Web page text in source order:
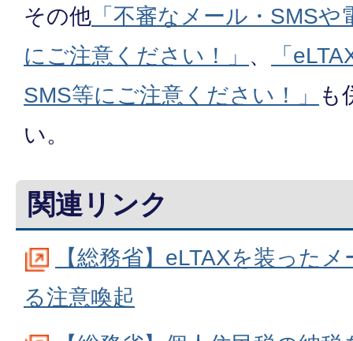
その他 「不審なメール・SMS
にご注意ください！」 、
「
SMS等にご注意ください！」
も
い。
関連リンク
【総務省】eLTAXを装った
る注意喚起